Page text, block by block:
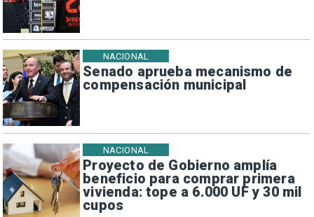
Senado aprueba mecanismo de
compensación municipal
NACIONAL
Proyecto de Gobierno amplía
beneficio para comprar primera
vivienda: tope a 6.000 UF y 30 mil
cupos
NACIONAL